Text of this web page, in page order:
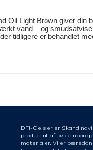
Oil Light Brown giver din
vand – og
tidligere er behandlet
DFI-Geisler er
producent af
materialer. Vi er